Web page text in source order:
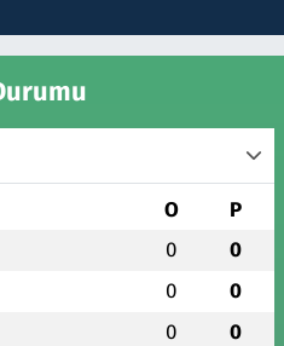
O P
0 0
0 0
0 0